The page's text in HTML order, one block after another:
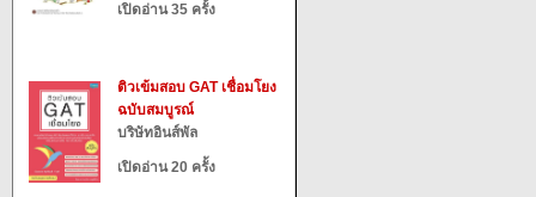
เปิดอ่าน 35 ครั้ง
ติวเข้มสอบ GAT เชื่อมโยง
ฉบับสมบูรณ์
บริษัทอินส์พัล
เปิดอ่าน 20 ครั้ง